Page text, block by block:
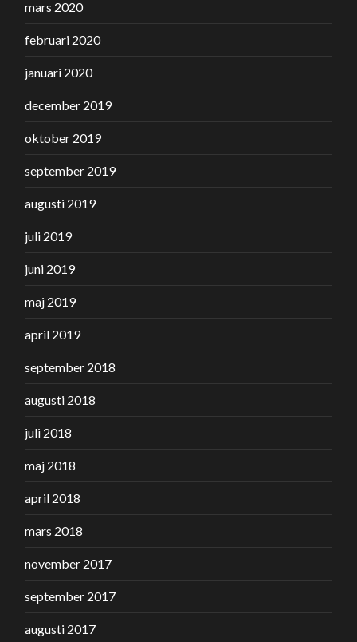
mars 2020
februari 2020
januari 2020
december 2019
oktober 2019
september 2019
augusti 2019
juli 2019
juni 2019
maj 2019
april 2019
september 2018
augusti 2018
juli 2018
maj 2018
april 2018
mars 2018
november 2017
september 2017
augusti 2017